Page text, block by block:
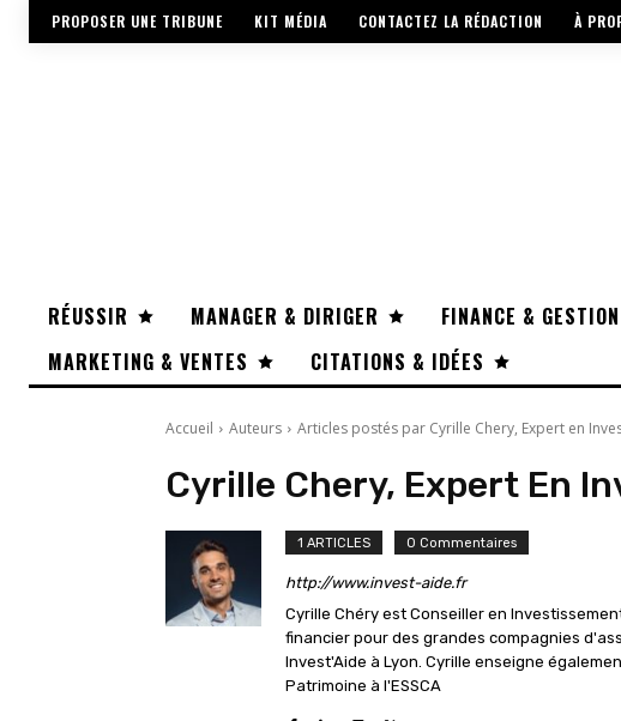
PROPOSER UNE TRIBUNE KIT MÉDIA CONTACTEZ LA RÉDACTION À
RÉUSSIR MANAGER & DIRIGER FINANCE & GESTION
MARKETING & VENTES
CITATIONS & IDÉES
Accueil Auteurs Articles postés par Cyrille Chery, Expert en
Cyrille Chery, Expert En
1 ARTICLES 0 Commentaires
http://www.invest-aide.fr
Cyrille Chéry est Conseiller en
financier pour des grandes compagnies
Invest'Aide à Lyon. Cyrille enseigne
Patrimoine à l'ESSCA